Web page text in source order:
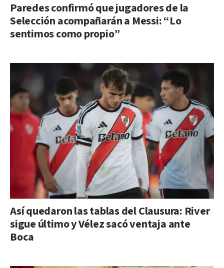
Paredes confirmó que jugadores de la
Selección acompañarán a Messi: “Lo
sentimos como propio”
Así quedaron las tablas del Clausura: River
sigue último y Vélez sacó ventaja ante
Boca